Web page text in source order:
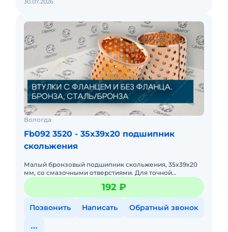
30.07.2026
Вологда
Fb092 3520 - 35x39x20 подшипник
скольжения
Малый бронзовый подшипник скольжения, 35x39x20
мм, со смазочными отверстиями. Для точной
механики. Компактность, низкое трение, подходит для
высоких скоростей.
192 ₽
Позвонить Написать Обратный звонок